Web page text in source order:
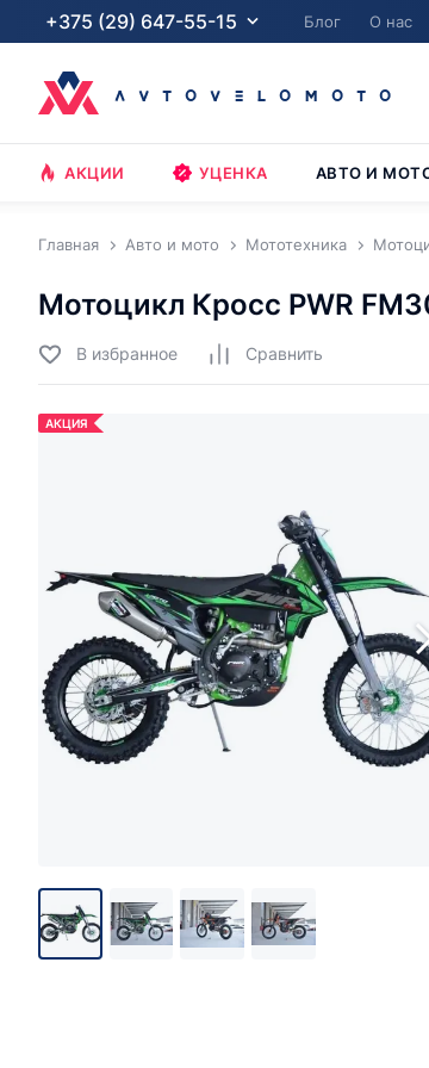
+375 (29) 647-55-15 Блог О нас
АКЦИИ УЦЕНКА АВТО И
Главная Авто и мото Мототехника
Мотоцикл Кросс PWR
В избранное Cравнить
АКЦИЯ